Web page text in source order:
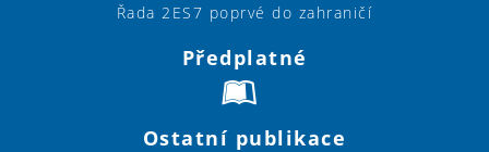
Řada 2ES7 poprvé do zahraničí
Předplatné
Ostatní publikace